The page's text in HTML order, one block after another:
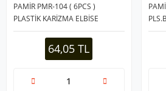
PAMİR PMR-104 ( 6PCS )
PLASTİK KARİZMA ELBİSE
ASKISI*48
64,05 TL